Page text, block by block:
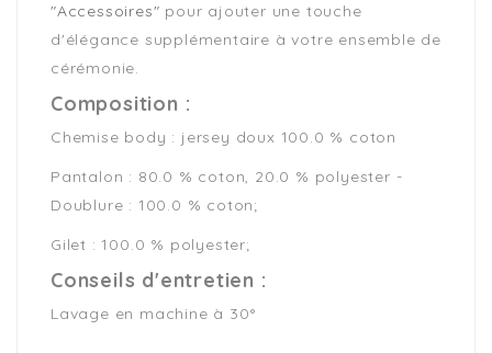
"Accessoires" pour ajouter une touche
d'élégance supplémentaire à votre ensemble de
cérémonie.
Composition :
Chemise body : jersey doux 100.0 % coton
Pantalon : 80.0 % coton, 20.0 % polyester -
Doublure : 100.0 % coton;
Gilet : 100.0 % polyester;
Conseils d'entretien :
Lavage en machine à 30°